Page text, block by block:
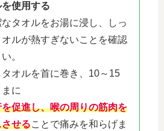
使用する
タオルをお湯に浸し、しっ
ルが熱すぎないことを確認
。
オルを首に巻き、10～15
に
促進し、喉の周りの筋肉を
せることで痛みを和らげま